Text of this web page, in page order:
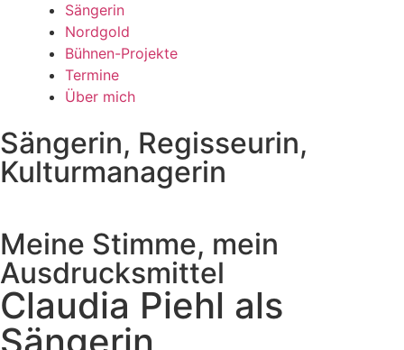
Sängerin
Nordgold
Bühnen-Projekte
Termine
Über mich
Sängerin, Regisseurin,
Kulturmanagerin
Meine Stimme, mein
Ausdrucksmittel
Claudia Piehl als